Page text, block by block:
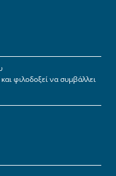
φιλοδοξεί να συμβάλλει